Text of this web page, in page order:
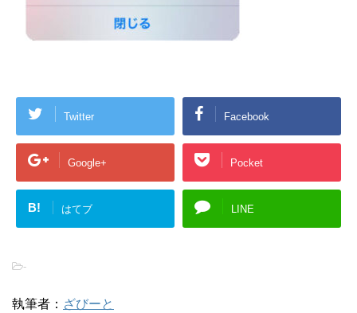
Twitter Facebook
Google+ Pocket
B! はてブ LINE
-
執筆者： ざびーと